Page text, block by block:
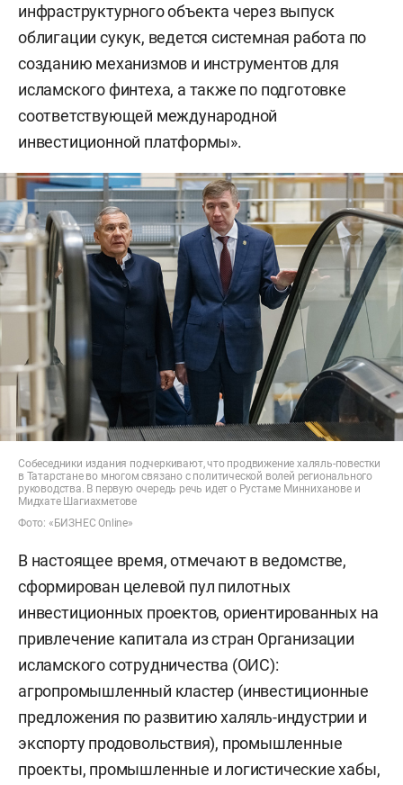
инфраструктурного объекта через выпуск
облигации сукук, ведется системная работа по
созданию механизмов и инструментов для
исламского финтеха, а также по подготовке
соответствующей международной
инвестиционной платформы».
Собеседники издания подчеркивают, что продвижение халяль-повестки
в Татарстане во многом связано с политической волей регионального
руководства. В первую очередь речь идет о Рустаме Минниханове и
Мидхате Шагиахметове
Фото: «БИЗНЕС Online»
В настоящее время, отмечают в ведомстве,
сформирован целевой пул пилотных
инвестиционных проектов, ориентированных на
привлечение капитала из стран Организации
исламского сотрудничества (ОИС):
агропромышленный кластер (инвестиционные
предложения по развитию халяль-индустрии и
экспорту продовольствия), промышленные
проекты, промышленные и логистические хабы,